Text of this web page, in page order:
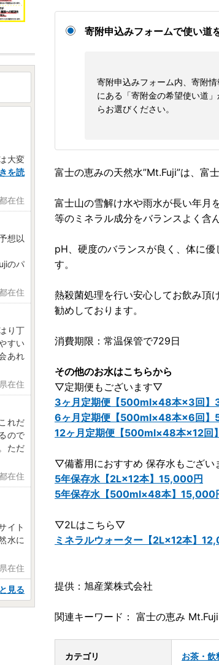
寄附申込みフォームで使い道
寄附申込みフォーム内、寄附情
にある「寄附金の希望使い道」
らお選びください。
富士の恵みの天然水”Mt.Fuji”は、富
富士山の雪解け水や雨水が長い年月
等のミネラル成分をバランスよく含
pH、硬度のバランスが良く、体に
す。
熱殺菌処理を行い安心してお飲み頂
勧めしております。
消費期限：常温保管で729日
その他のお水はこちらから
▽定期便もございます▽
3ヶ月定期便【500ml×48本×3回
6ヶ月定期便【500ml×48本×6回】
12ヶ月定期便【500ml×48本×12回
▽備蓄用におすすめ 保存水もござ
5年保存水【2L×12本】15,000円
5年保存水【500ml×48本】15,000
▽2Lはこちら▽
ミネラルウォーター【2L×12本】
提供：旭産業株式会社
関連キーワード： 富士の恵み
カテゴリ お茶・飲
大変
を読
在住
想以
のパ
在住
り丁
すい
あれ
在住
れだ
ので
ただ
在住
イト
水に
在住
見る